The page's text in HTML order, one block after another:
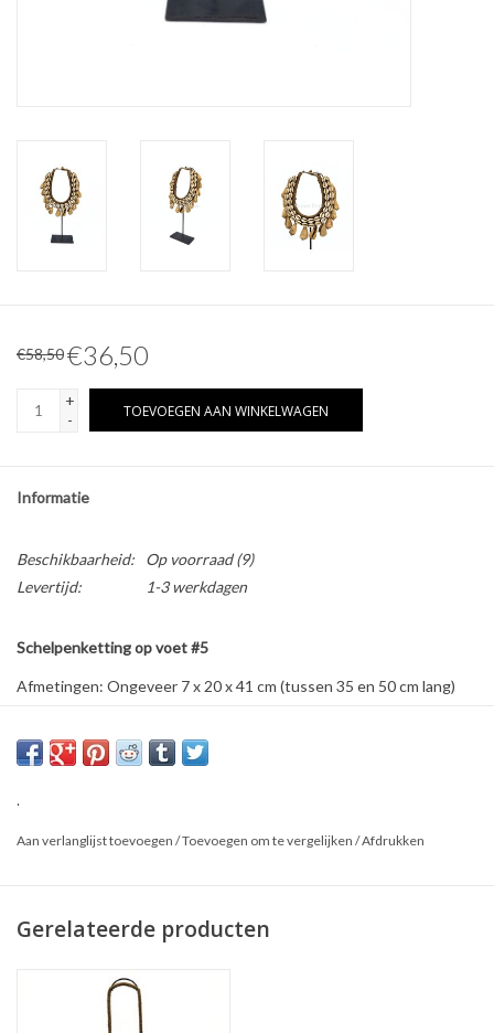
Hoorns & Geweien
Pokémon
€58,50€36,50
+
-
TOEVOEGEN AAN WINKELWAGEN
Informatie
Beschikbaarheid: Op voorraad(9)
Levertijd:
1-3 werkdagen
Schelpenketting op voet #5
Afmetingen: Ongeveer 7 x 20 x 41 cm (tussen 35 en 50 cm lang)
de foto.
.
Aan verlanglijst toevoegen /Toevoegen om te vergelijken /Afdrukken
Gerelateerde producten